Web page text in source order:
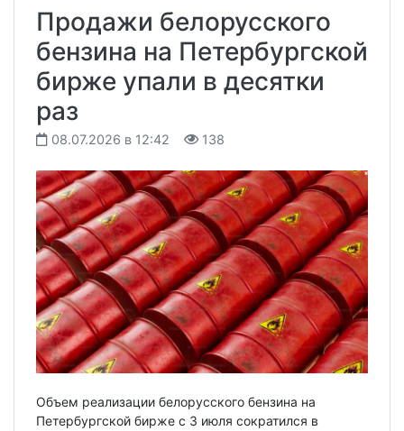
Продажи белорусского
бензина на Петербургской
бирже упали в десятки
раз
08.07.2026 в 12:42 138
Объем реализации белорусского бензина на
Петербургской бирже с 3 июля сократился в